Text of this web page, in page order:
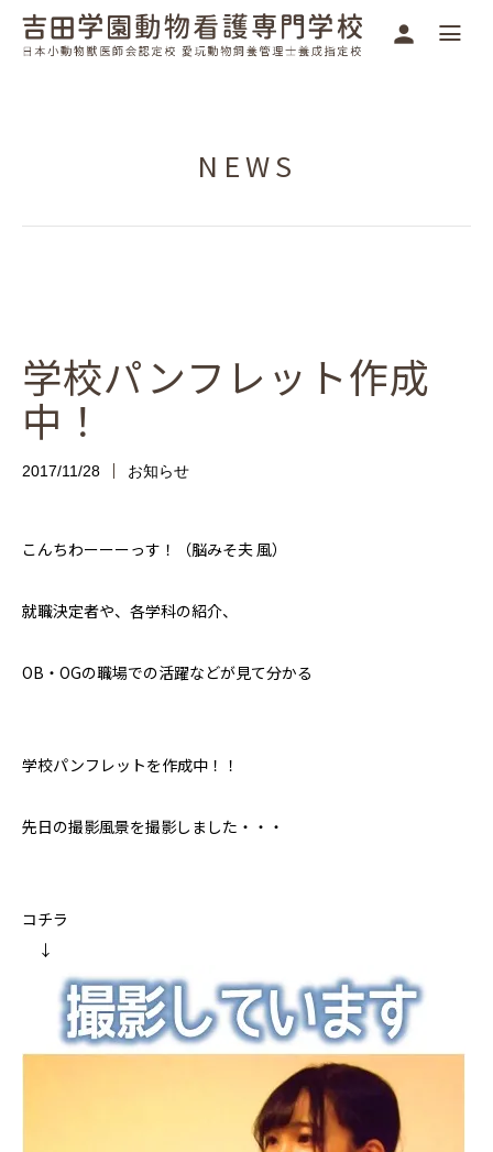
NEWS
学校パンフレット作成
中！
2017/11/28 お知らせ
こんちわーーーっす！（脳みそ夫 風）
就職決定者や、各学科の紹介、
OB・OGの職場での活躍などが見て分かる
学校パンフレットを作成中！！
先日の撮影風景を撮影しました・・・
コチラ
↓